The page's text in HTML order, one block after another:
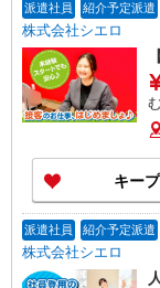
派遣社員 紹介予定派遣
株式会社シエロ
途
○
○
キープ
派遣社員 紹介予定派遣
株式会社シエロ